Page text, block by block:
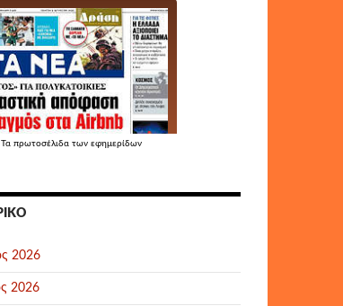
Τα πρωτοσέλιδα των εφημερίδων
2026
2026